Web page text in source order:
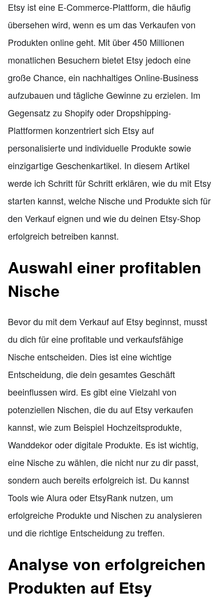
Etsy ist eine E-Commerce-Plattform, die häufig
übersehen wird, wenn es um das Verkaufen von
Produkten online geht. Mit über 450 Millionen
monatlichen Besuchern bietet Etsy jedoch eine
große Chance, ein nachhaltiges Online-Business
aufzubauen und tägliche Gewinne zu erzielen. Im
Gegensatz zu Shopify oder Dropshipping-
Plattformen konzentriert sich Etsy auf
personalisierte und individuelle Produkte sowie
einzigartige Geschenkartikel. In diesem Artikel
werde ich Schritt für Schritt erklären, wie du mit Etsy
starten kannst, welche Nische und Produkte sich für
den Verkauf eignen und wie du deinen Etsy-Shop
erfolgreich betreiben kannst.
Auswahl einer profitablen
Nische
Bevor du mit dem Verkauf auf Etsy beginnst, musst
du dich für eine profitable und verkaufsfähige
Nische entscheiden. Dies ist eine wichtige
Entscheidung, die dein gesamtes Geschäft
beeinflussen wird. Es gibt eine Vielzahl von
potenziellen Nischen, die du auf Etsy verkaufen
kannst, wie zum Beispiel Hochzeitsprodukte,
Wanddekor oder digitale Produkte. Es ist wichtig,
eine Nische zu wählen, die nicht nur zu dir passt,
sondern auch bereits erfolgreich ist. Du kannst
Tools wie Alura oder EtsyRank nutzen, um
erfolgreiche Produkte und Nischen zu analysieren
und die richtige Entscheidung zu treffen.
Analyse von erfolgreichen
Produkten auf Etsy